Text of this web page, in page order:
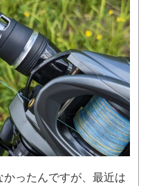
ったんですが、最近は